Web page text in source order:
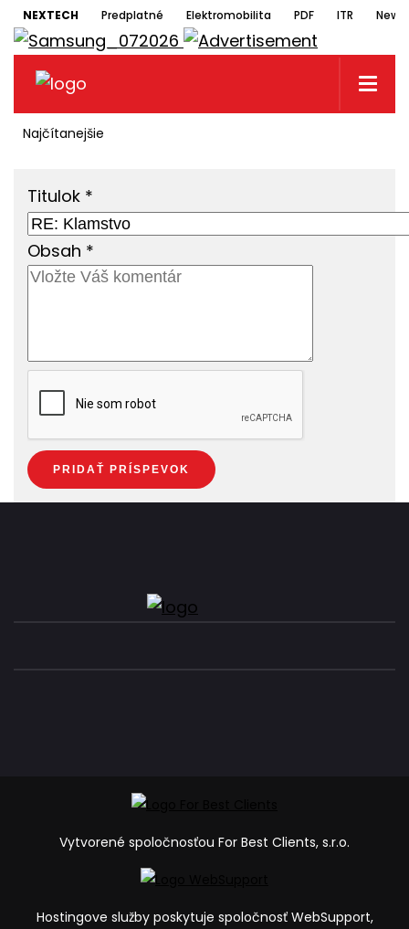
NEXTECH Predplatné Elektromobilita PDF ITR
Najčítanejšie
Titulok *
Obsah *
Vytvorené spoločnosťou For Best Clients, s.r.o.
Hostingove služby poskytuje spoločnosť WebSupport,